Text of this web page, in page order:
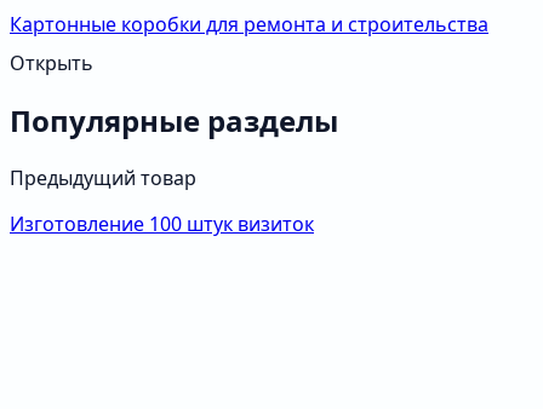
Картонные коробки для ремонта и строительства
Открыть
Популярные разделы
Предыдущий товар
Изготовление 100 штук визиток